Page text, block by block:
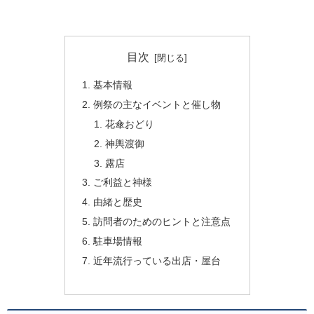
目次
基本情報
例祭の主なイベントと催し物
花傘おどり
神輿渡御
露店
ご利益と神様
由緒と歴史
訪問者のためのヒントと注意点
駐車場情報
近年流行っている出店・屋台